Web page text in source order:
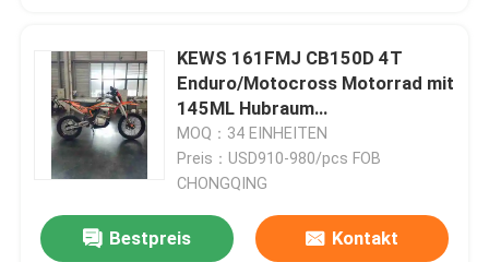
KEWS 161FMJ CB150D 4T
Enduro/Motocross Motorrad mit
145ML Hubraum
Elektrostarter+Kickstarter und
5-Gang-Getriebe
MOQ：34 EINHEITEN
Preis：USD910-980/pcs FOB
CHONGQING
Bestpreis Kontakt